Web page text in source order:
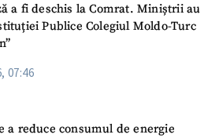
a fi deschis la Comrat. Miniștrii au
Publice Colegiul Moldo-Turc
07:46
a reduce consumul de energie